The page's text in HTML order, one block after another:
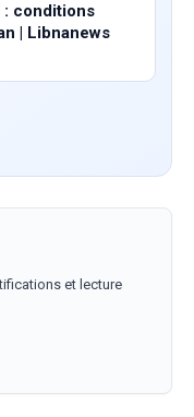
: conditions
| Libnanews
et lecture